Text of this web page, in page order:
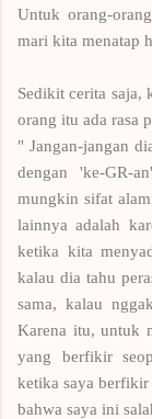
Untuk orang-
mari kita menatap
Sedikit cerita saja,
orang itu ada rasa
" Jangan-jangan
dengan 'ke-GR-
mungkin sifat
lainnya adalah
ketika kita
kalau dia tahu
sama, kalau
Karena itu, untuk
yang berfikir
ketika saya berfikir
bahwa saya ini